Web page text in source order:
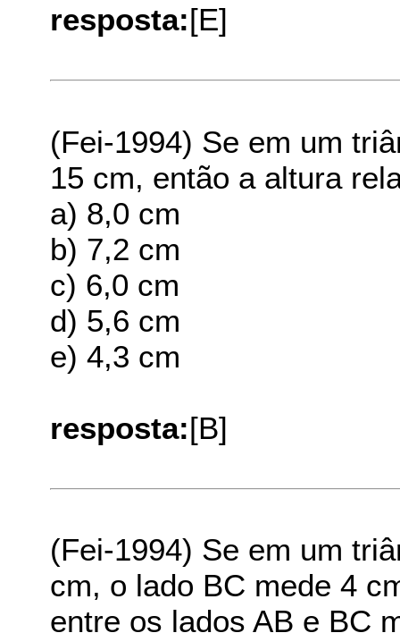
resposta:[E]
(Fei-1994) Se em um
15 cm, então a altura
a) 8,0 cm
b) 7,2 cm
c) 6,0 cm
d) 5,6 cm
e) 4,3 cm
resposta:[B]
(Fei-1994) Se em um
cm, o lado BC mede 4
entre os lados AB e BC